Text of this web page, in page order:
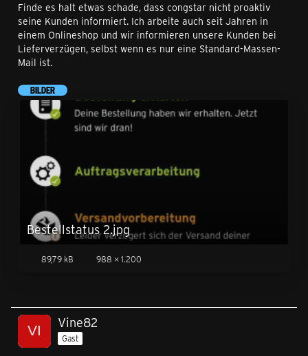
Finde es halt etwas schade, dass congstar nicht proaktiv
seine Kunden informiert. Ich arbeite auch seit Jahren in
einem Onlineshop und wir informieren unsere Kunden bei
Lieferverzügen, selbst wenn es nur eine Standard-Massen-
Mail ist.
BILDER
Bestellstatus 2.jpg
89,79 kB 988 × 1.200
Vine82
Gast